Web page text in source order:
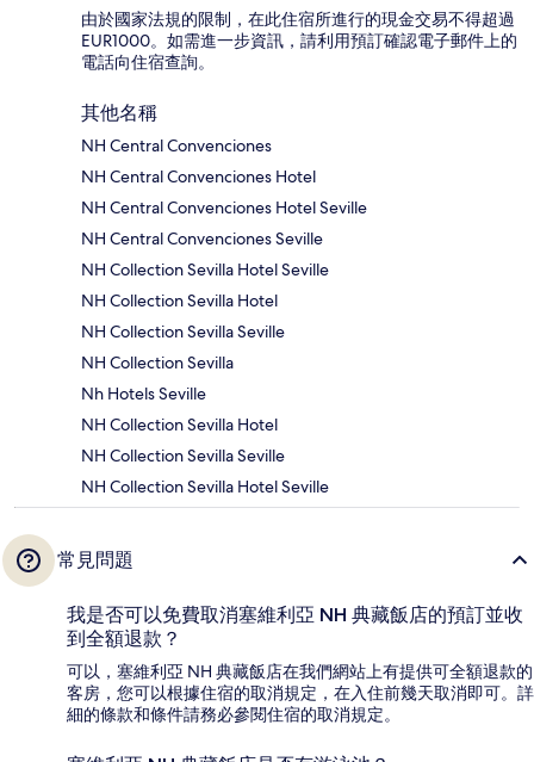
由於國家法規的限制，在此住宿所進行的現金交易不得超過
EUR1000。如需進一步資訊，請利用預訂確認電子郵件上的
電話向住宿查詢。
其他名稱
NH Central Convenciones
NH Central Convenciones Hotel
NH Central Convenciones Hotel Seville
NH Central Convenciones Seville
NH Collection Sevilla Hotel Seville
NH Collection Sevilla Hotel
NH Collection Sevilla Seville
NH Collection Sevilla
Nh Hotels Seville
NH Collection Sevilla Hotel
NH Collection Sevilla Seville
NH Collection Sevilla Hotel Seville
常見問題
我是否可以免費取消塞維利亞 NH 典藏飯店的預訂並收
到全額退款？
可以，塞維利亞 NH 典藏飯店在我們網站上有提供可全額退款的
客房，您可以根據住宿的取消規定，在入住前幾天取消即可。詳
細的條款和條件請務必參閱住宿的取消規定。